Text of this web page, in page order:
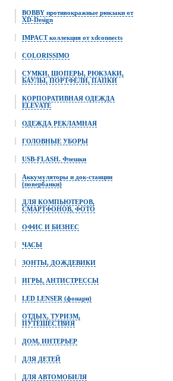
BOBBY противокражные рюкзаки от
XD-Design
IMPACT коллекция от xdconnects
COLORISSIMO
СУМКИ, ШОПЕРЫ, РЮКЗАКИ,
БАУЛЫ, ПОРТФЕЛИ, ПАПКИ
КОРПОРАТИВНАЯ ОДЕЖДА
ELEVATE
ОДЕЖДА РЕКЛАМНАЯ
ГОЛОВНЫЕ УБОРЫ
USB-FLASH. Флешки
Аккумуляторы и док-станции
(повербанки)
ДЛЯ КОМПЬЮТЕРОВ,
СМАРТФОНОВ, ФОТО
ОФИС И БИЗНЕС
ЧАСЫ
ЗОНТЫ, ДОЖДЕВИКИ
ИГРЫ, АНТИСТРЕССЫ
LED LENSER (фонари)
ОТДЫХ, ТУРИЗМ,
ПУТЕШЕСТВИЯ
ДОМ, ИНТЕРЬЕР
ДЛЯ ДЕТЕЙ
ДЛЯ АВТОМОБИЛЯ